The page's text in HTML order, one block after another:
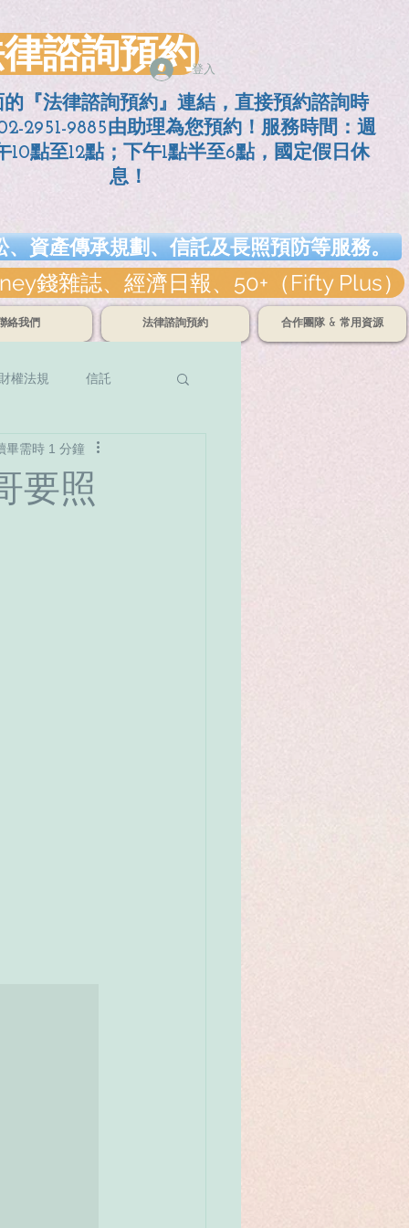
諮詢預約登入
『法律諮詢預約』連結，直接預約諮詢時
2951-9885由助理為您預約！服務時間：週
10點至12點；
下午1點半至6點，國定假日休
息！
資產傳承規劃、信託及長照預防等服務。
錢雜誌、經濟日報、50+（Fifty Plus）
絡我們 法律諮詢預約 合作團隊 & 常用資源
權法規 信託
名人案例
要照
畢需時 1 分鐘